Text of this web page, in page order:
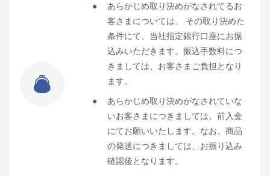
あらかじめ取り決めがなされてるお
客さまについては、 その取り決めた
条件にて、当社指定銀行口座にお振
込みいただきます。振込手数料につ
きましては、お客さまご負担となり
ます。
あらかじめ取り決めがなされていな
いお客さまにつきましては、前入金
にてお願いいたします。なお、商品
の発送につきましては、お振り込み
確認後となります。